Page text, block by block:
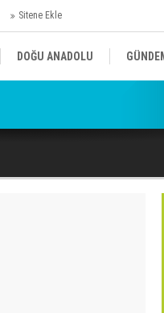
Sitene Ekle
DOĞU ANADOLU